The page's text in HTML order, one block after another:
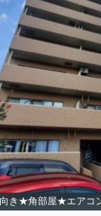
き★角部屋★エアコ